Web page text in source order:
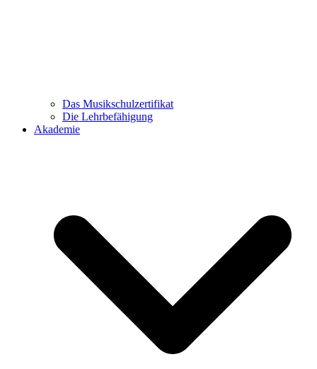
Das Musikschulzertifikat
Die Lehrbefähigung
Akademie